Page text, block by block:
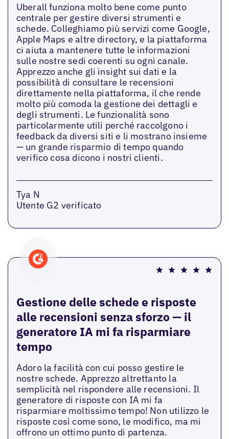
Uberall funziona molto bene come punto
centrale per gestire diversi strumenti e
schede. Colleghiamo più servizi come Google,
Apple Maps e altre directory, e la piattaforma
ci aiuta a mantenere tutte le informazioni
sulle nostre sedi coerenti su ogni canale.
Apprezzo anche gli insight sui dati e la
possibilità di consultare le recensioni
direttamente nella piattaforma, il che rende
molto più comoda la gestione dei dettagli e
degli strumenti. Le funzionalità sono
particolarmente utili perché raccolgono i
feedback da diversi siti e li mostrano insieme
— un grande risparmio di tempo quando
verifico cosa dicono i nostri clienti.
Tya N
Utente G2 verificato
Gestione delle schede e risposte
alle recensioni senza sforzo — il
generatore IA mi fa risparmiare
tempo
Adoro la facilità con cui posso gestire le
nostre schede. Apprezzo altrettanto la
semplicità nel rispondere alle recensioni. Il
generatore di risposte con IA mi fa
risparmiare moltissimo tempo! Non utilizzo le
risposte così come sono, le modifico, ma mi
offrono un ottimo punto di partenza.